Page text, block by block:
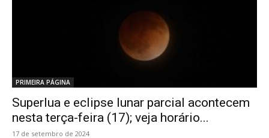
PRIMEIRA PÁGINA
Superlua e eclipse lunar parcial acontecem
nesta terça-feira (17); veja horário...
17 de setembro de 2024